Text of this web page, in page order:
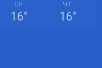
СР
16°
ЧТ
16°